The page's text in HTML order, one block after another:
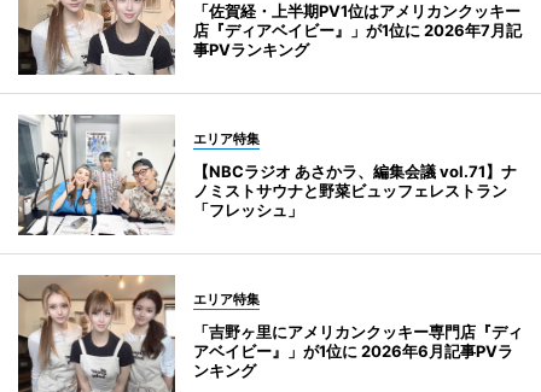
「佐賀経・上半期PV1位はアメリカンクッキー
店『ディアベイビー』」が1位に 2026年7月記
事PVランキング
エリア特集
【NBCラジオ あさかラ、編集会議 vol.71】ナ
ノミストサウナと野菜ビュッフェレストラン
「フレッシュ」
エリア特集
「吉野ヶ里にアメリカンクッキー専門店『ディ
アベイビー』」が1位に 2026年6月記事PVラ
ンキング